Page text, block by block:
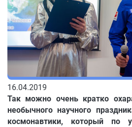
16.04.2019
Так можно очень кратко
необычного научного
космонавтики, который по